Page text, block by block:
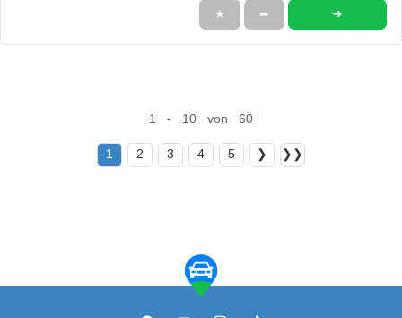
★ ➦ ➜
1 - 10 von 60
1 2 3 4 5 ❯ ❯❯